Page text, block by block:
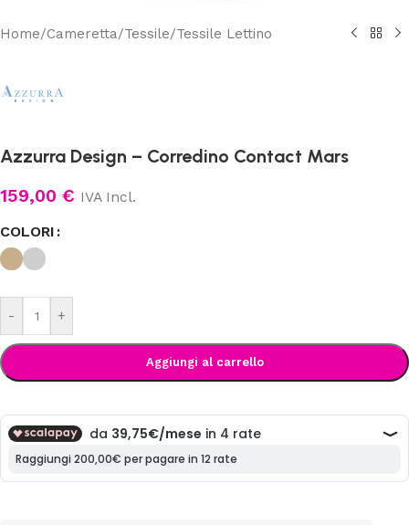
Home/Cameretta/Tessile/Tessile Lettino
Azzurra Design – Corredino Contact Mars
159,00 € IVA Incl.
COLORI
- +
Aggiungi al carrello